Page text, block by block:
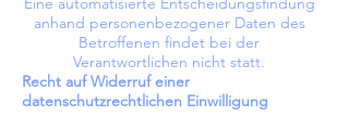
anhand personenbezogener Daten des
Betroffenen findet bei der
Verantwortlichen nicht statt.
Recht auf Widerruf einer
datenschutzrechtlichen Einwilligung